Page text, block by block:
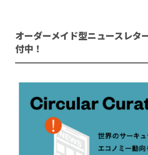
オーダーメイド型ニュースレタ
付中！